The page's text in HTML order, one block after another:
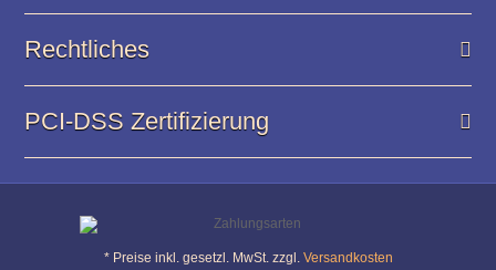
Rechtliches
PCI-DSS Zertifizierung
* Preise inkl. gesetzl. MwSt. zzgl. Versandkosten